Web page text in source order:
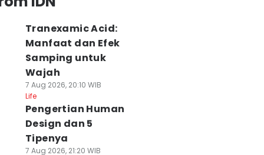
Tranexamic Acid:
Manfaat dan Efek
Samping untuk
Wajah
7 Aug 2026, 20:10 WIB
Life
Pengertian Human
Design dan 5
Tipenya
7 Aug 2026, 21:20 WIB